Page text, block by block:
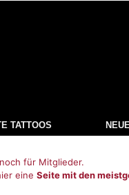
TATTOOS
für Mitglieder.
eine Seite mit den